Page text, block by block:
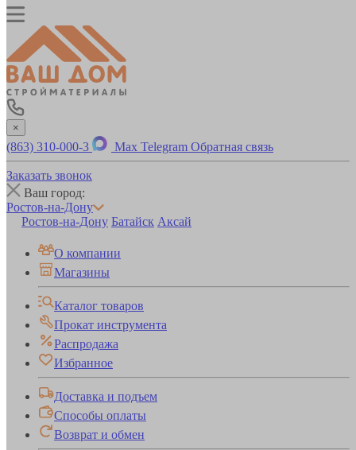
×
(863) 310-000-3 Max Telegram Обратная связь
Заказать звонок
Ваш город:
Ростов-на-Дону
Ростов-на-Дону Батайск Аксай
О компании
Магазины
Каталог товаров
Прокат инструмента
Распродажа
Избранное
Доставка и подъем
Способы оплаты
Возврат и обмен